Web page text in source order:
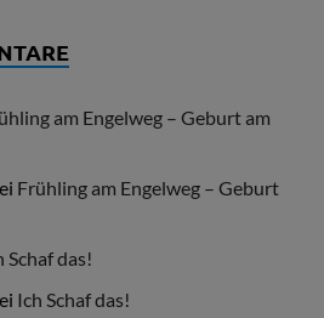
am Engelweg – Geburt am
Frühling am Engelweg – Geburt
Schaf das!
Ich Schaf das!